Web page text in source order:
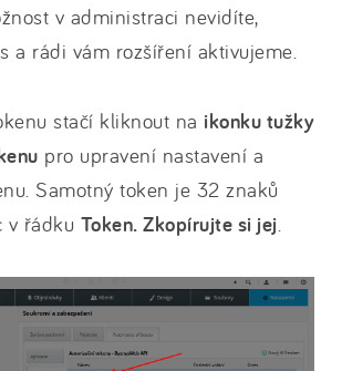
v administraci nevidíte,
a rádi vám rozšíření aktivujeme.
stačí kliknout na ikonku tužky
pro upravení nastavení a
Samotný token je 32 znaků
v řádku Token. Zkopírujte si jej